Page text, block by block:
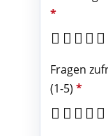
*
Fragen
(1-5) *